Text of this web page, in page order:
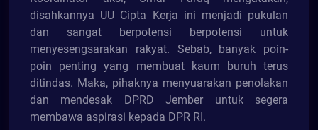
disahkannya UU Cipta Kerja ini menjadi pukulan
dan sangat berpotensi berpotensi untuk
menyesengsarakan rakyat. Sebab, banyak poin-
poin penting yang membuat kaum buruh terus
ditindas. Maka, pihaknya menyuarakan penolakan
dan mendesak DPRD Jember untuk segera
membawa aspirasi kepada DPR RI.